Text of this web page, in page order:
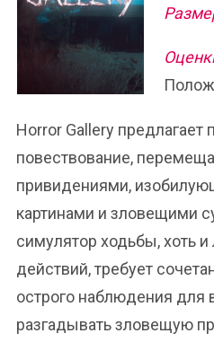
Horror Gallery предлагает
повествование,
привидениями,
картинами и зловещими
симулятор ходьбы, хоть
действий, требует
острого наблюдения для
разгадывать зловещую